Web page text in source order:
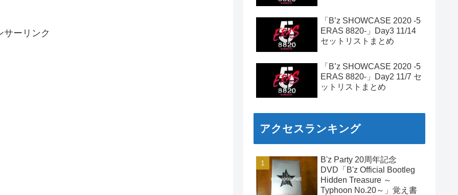
サーリンク
「B’z SHOWCASE 2020 -5
ERAS 8820-」Day3 11/14
セットリストまとめ
「B’z SHOWCASE 2020 -5
ERAS 8820-」Day2 11/7 セ
ットリストまとめ
アクセスランキング
B'z Party 20周年記念
DVD「B'z Official Bootleg
Hidden Treasure ～
Typhoon No.20～」覚え書